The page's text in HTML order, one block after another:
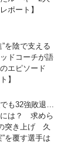
ポート】
を陰で支える
ドコーチが語
エピソード
】
でも32強敗退…
には？ 求めら
突き上げ 久
を覆す選手は